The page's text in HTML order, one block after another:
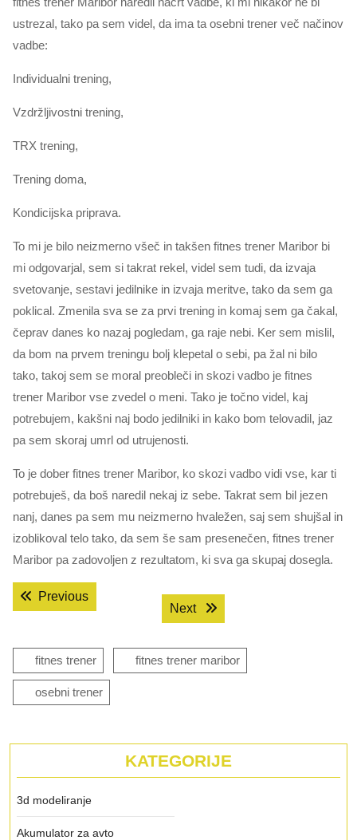
ustrezal, tako pa sem videl, da ima ta osebni trener več načinov
vadbe:
Individualni trening,
Vzdržljivostni trening,
TRX trening,
Trening doma,
Kondicijska priprava.
To mi je bilo neizmerno všeč in takšen fitnes trener Maribor bi
mi odgovarjal, sem si takrat rekel, videl sem tudi, da izvaja
svetovanje, sestavi jedilnike in izvaja meritve, tako da sem ga
poklical. Zmenila sva se za prvi trening in komaj sem ga čakal,
čeprav danes ko nazaj pogledam, ga raje nebi. Ker sem mislil,
da bom na prvem treningu bolj klepetal o sebi, pa žal ni bilo
tako, takoj sem se moral preobleči in skozi vadbo je fitnes
trener Maribor vse zvedel o meni. Tako je točno videl, kaj
potrebujem, kakšni naj bodo jedilniki in kako bom telovadil, jaz
pa sem skoraj umrl od utrujenosti.
To je dober fitnes trener Maribor, ko skozi vadbo vidi vse, kar ti
potrebuješ, da boš naredil nekaj iz sebe. Takrat sem bil jezen
nanj, danes pa sem mu neizmerno hvaležen, saj sem shujšal in
izoblikoval telo tako, da sem še sam presenečen, fitnes trener
Maribor pa zadovoljen z rezultatom, ki sva ga skupaj dosegla.
Navigacija
prispevka
PreviousPrevious post:
Next
Next post:
fitnes trener fitnes trener maribor
osebni trener
KATEGORIJE
3d modeliranje
Akumulator za avto